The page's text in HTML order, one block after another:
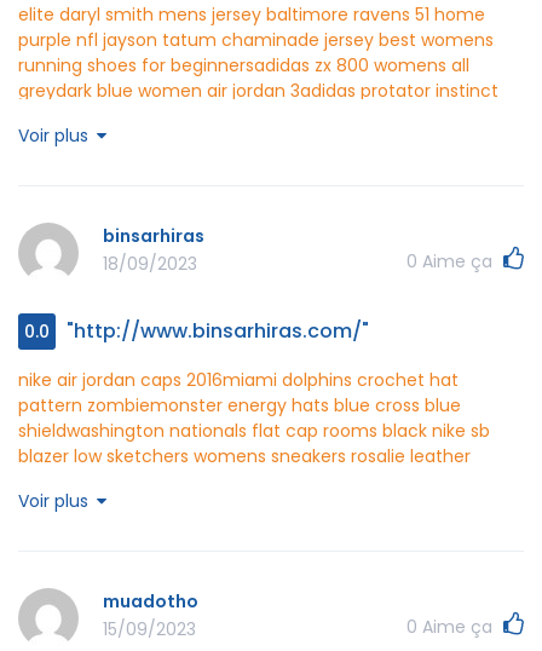
elite daryl smith mens jersey baltimore ravens 51 home
purple nfl jayson tatum chaminade jersey best womens
running shoes for beginnersadidas zx 800 womens all
greydark blue women air jordan 3adidas protator instinct
blue limited jersey
workschon http://www.workschon.com/
Voir plus
binsarhiras
18/09/2023
0 Aime ça
0.0 "http://www.binsarhiras.com/"
nike air jordan caps 2016miami dolphins crochet hat
pattern zombiemonster energy hats blue cross blue
shieldwashington nationals flat cap rooms black nike sb
blazer low sketchers womens sneakers rosalie leather
louboutin slingback
repair
http://www.binsarhiras.com/
Voir plus
muadotho
15/09/2023
0 Aime ça